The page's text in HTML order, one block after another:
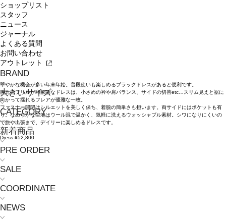
ショップリスト
スタッフ
ニュース
ジャーナル
よくある質問
お問い合わせ
アウトレット
BRAND
大きいサイズ
CATEGORY
新着商品
PRE ORDER
SALE
COORDINATE
NEWS
華やかな機会が多い年末年始。普段使いも楽しめるブラックドレスがあると便利です。
胸元のフリルが印象的なドレスは、小さめの衿や肩バランス、サイドの切替etc…スリム見えと裾に
向かって揺れるフレアが優雅な一枚。
ファスナー開閉はシルエットを美しく保ち、着脱の簡単さも担います。両サイドにはポケットも有
り。なめらかな生地はウール混で温かく、気軽に洗えるウォッシャブル素材。シワになりにくいの
で旅や出張まで、デイリーに楽しめるドレスです。
Dress ¥52,800